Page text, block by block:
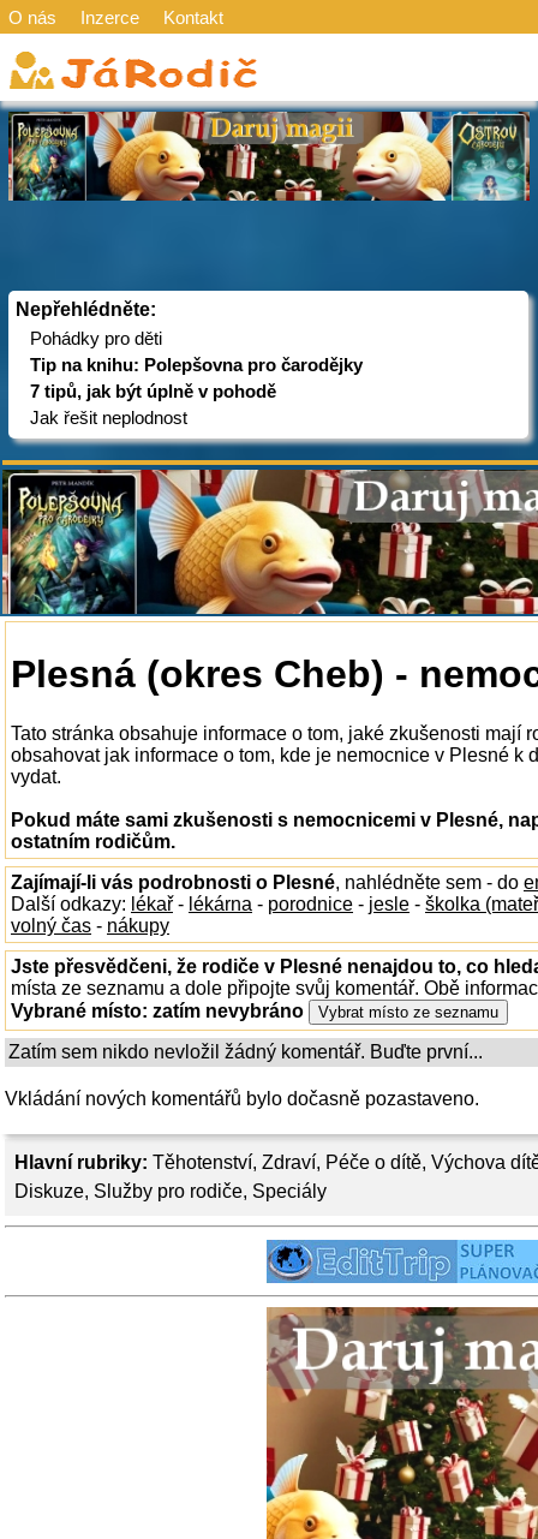
O nás Inzerce Kontakt
Nepřehlédněte:
Pohádky pro děti
Tip na knihu: Polepšovna pro čarodějky
7 tipů, jak být úplně v pohodě
Jak řešit neplodnost
Hlavní rubriky: Těhotenství, Zdraví, Péče o dítě, Výchova
Diskuze, Služby pro rodiče, Speciály
Plesná (okres Cheb) -
Tato stránka obsahuje informace o tom, jaké zkušenosti mají
obsahovat jak informace o tom, kde je nemocnice v Plesné k
vydat.
Pokud máte sami zkušenosti s nemocnicemi v Plesné,
ostatním rodičům.
Zajímají-li vás podrobnosti o Plesné, nahlédněte sem - do
Další odkazy: lékař - lékárna - porodnice - jesle - školka
volný čas - nákupy
Jste přesvědčeni, že rodiče v Plesné nenajdou to, co
místa ze seznamu a dole připojte svůj komentář. Obě
Vybrané místo: zatím nevybráno
Zatím sem nikdo nevložil žádný komentář. Buďte první...
Vkládání nových komentářů bylo dočasně pozastaveno.